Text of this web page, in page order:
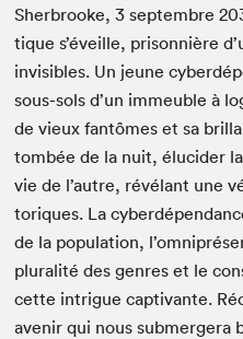
Sher­brooke,3 sep­tem­bre
tique s’éveille, pris­on­nière
invis­i­bles. Un jeune
sous-sols d’un immeu­ble à
de vieux fan­tômes et sa
tombée de la nuit, élu­cider
vie de l’autre, révélant une
toriques. La
de la pop­u­la­tion,
plu­ral­ité des gen­res et le
cette intrigue cap­ti­vante.
avenir qui nous